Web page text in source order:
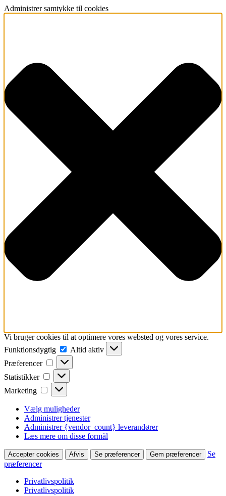
Administrer samtykke til cookies
Vi bruger cookies til at optimere vores websted og vores service.
Funktionsdygtig
Funktionsdygtig
Altid aktiv
Præferencer
Præferencer
Statistikker Statistikker
Marketing Marketing
Vælg muligheder
Administrer tjenester
Administrer {vendor_count} leverandører
Læs mere om disse formål
Accepter cookies Afvis Se præferencer Gem præferencer
Se
præferencer
Privatlivspolitik
Privatlivspolitik